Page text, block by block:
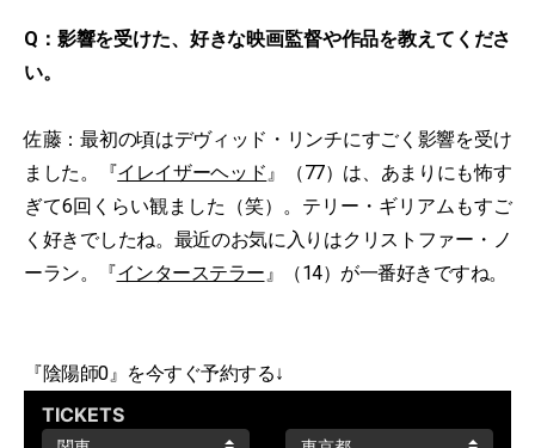
Q：影響を受けた、好きな映画監督や作品を教えてくださ
い。
佐藤：最初の頃はデヴィッド・リンチにすごく影響を受け
ました。『イレイザーヘッド』（77）は、あまりにも怖す
ぎて6回くらい観ました（笑）。テリー・ギリアムもすご
く好きでしたね。最近のお気に入りはクリストファー・ノ
ーラン。『インターステラー』（14）が一番好きですね。
『陰陽師0』を今すぐ予約する↓